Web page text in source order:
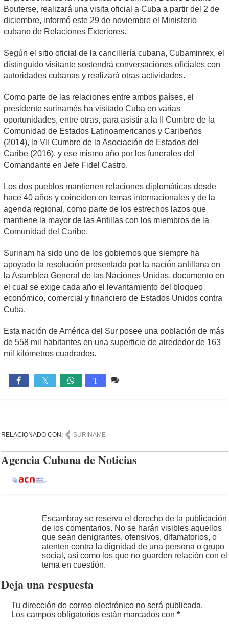
Bouterse, realizará una visita oficial a Cuba a partir del 2 de
diciembre, informó este 29 de noviembre el Ministerio
cubano de Relaciones Exteriores.
Según el sitio oficial de la cancillería cubana, Cubaminrex, el
distinguido visitante sostendrá conversaciones oficiales con
autoridades cubanas y realizará otras actividades.
Como parte de las relaciones entre ambos países, el
presidente surinamés ha visitado Cuba en varias
oportunidades, entre otras, para asistir a la II Cumbre de la
Comunidad de Estados Latinoamericanos y Caribeños
(2014), la VII Cumbre de la Asociación de Estados del
Caribe (2016), y ese mismo año por los funerales del
Comandante en Jefe Fidel Castro.
Los dos pueblos mantienen relaciones diplomáticas desde
hace 40 años y coinciden en temas internacionales y de la
agenda regional, como parte de los estrechos lazos que
mantiene la mayor de las Antillas con los miembros de la
Comunidad del Caribe.
Surinam ha sido uno de los gobiernos que siempre ha
apoyado la resolución presentada por la nación antillana en
la Asamblea General de las Naciones Unidas, documento en
el cual se exige cada año el levantamiento del bloqueo
económico, comercial y financiero de Estados Unidos contra
Cuba.
Esta nación de América del Sur posee una población de más
de 558 mil habitantes en una superficie de alrededor de 163
mil kilómetros cuadrados.
 T
RELACIONADO CON: SURINAME
Agencia Cubana de Noticias
Escambray se reserva el derecho de la publicación
de los comentarios. No se harán visibles aquellos
que sean denigrantes, ofensivos, difamatorios, o
atenten contra la dignidad de una persona o grupo
social, así como los que no guarden relación con el
tema en cuestión.
Deja una respuesta
Tu dirección de correo electrónico no será publicada.
Los campos obligatorios están marcados con*